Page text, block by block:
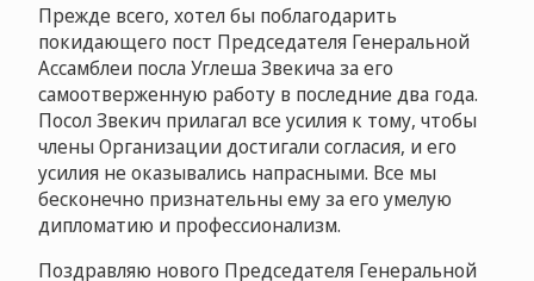
Прежде всего, хотел бы поблагодарить
покидающего пост Председателя Генеральной
Ассамблеи посла Углеша Звекича за его
самоотверженную работу в последние два года.
Посол Звекич прилагал все усилия к тому, чтобы
члены Организации достигали согласия, и его
усилия не оказывались напрасными. Все мы
бесконечно признательны ему за его умелую
дипломатию и профессионализм.
Поздравляю нового Председателя Генеральной